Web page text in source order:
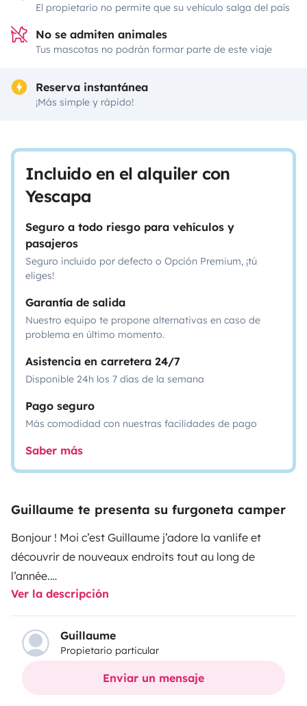
El propietario no permite que su vehículo salga del país
No se admiten animales
Tus mascotas no podrán formar parte de este viaje
Reserva instantánea
¡Más simple y rápido!
Incluido en el alquiler con
Yescapa
Seguro a todo riesgo para vehículos y
pasajeros
Seguro incluido por defecto o Opción Premium, ¡tú
eliges!
Garantía de salida
Nuestro equipo te propone alternativas en caso de
problema en último momento.
Asistencia en carretera 24/7
Disponible 24h los 7 días de la semana
Pago seguro
Más comodidad con nuestras facilidades de pago
Saber más
Guillaume te presenta su furgoneta camper
Bonjour ! Moi c’est Guillaume j’adore la vanlife et
découvrir de nouveaux endroits tout au long de
l’année.
Si, toi aussi tu veux essayer, je te loue mon van
aménagé qui vous plairas à coup sûr !
Son confort de route ainsi que son confort de sommeil
va vous bercer, équipé d’un toit relevable, vous allez
Ver la descripción
Guillaume
Propietario particular
Enviar un mensaje